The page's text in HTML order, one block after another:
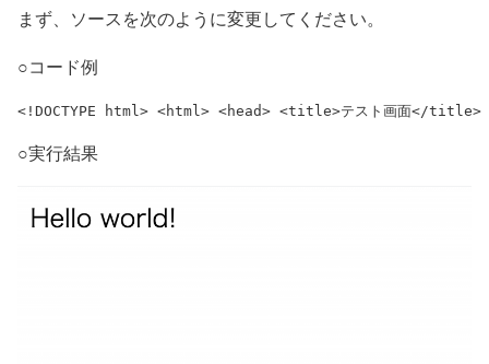
まず、ソースを次のように変更してください。
○コード例
<!DOCTYPE html> <html> <head> <title>テスト画面</
○実行結果